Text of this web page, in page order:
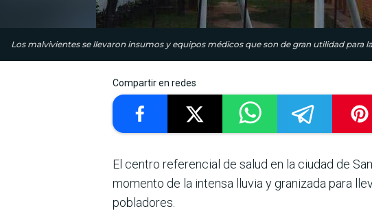
Los malvivientes se llevaron insumos y equipos médicos que son de gran utilidad para
Compartir en redes
El centro referencial de salud en la ciudad de
momento de la intensa lluvia y granizada para
pobladores.